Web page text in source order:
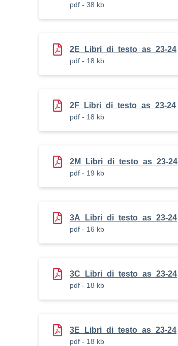
pdf - 38 kb
2E_Libri_di_testo_as_23-24
pdf - 18 kb
2F_Libri_di_testo_as_23-24
pdf - 18 kb
2M_Libri_di_testo_as_23-24
pdf - 19 kb
3A_Libri_di_testo_as_23-24
pdf - 16 kb
3C_Libri_di_testo_as_23-24
pdf - 18 kb
3E_Libri_di_testo_as_23-24
pdf - 18 kb